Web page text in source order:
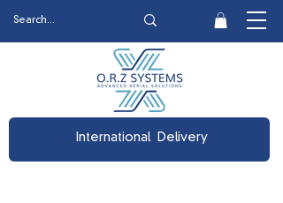
International Delivery